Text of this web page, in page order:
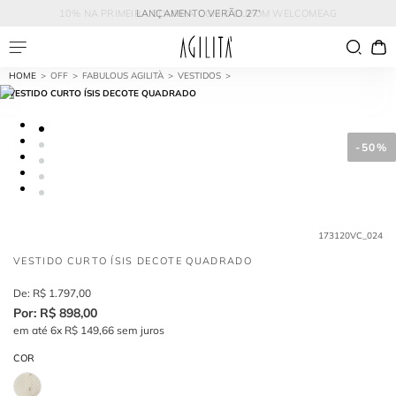
LANÇAMENTO VERÃO 27'
10% NA PRIMEIRA COMPRA COM O CUPOM WELCOMEAG
OFF FABULOUS AGILITÀ
VESTIDOS
VESTIDO CURTO ÍSIS DECOTE QUADRADO
- 50%
173120VC_024
VESTIDO CURTO ÍSIS DECOTE QUADRADO
R$ 1.797,00
R$ 898,00
em até 6x R$ 149,66 sem juros
COR